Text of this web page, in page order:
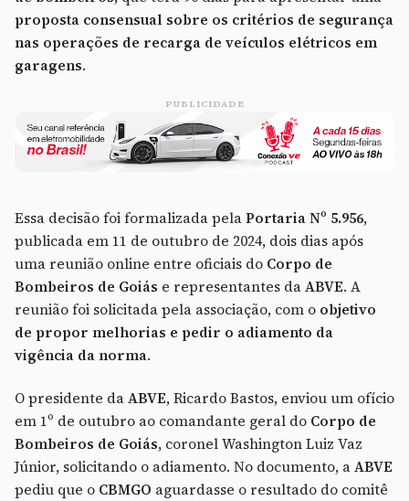
proposta consensual sobre os critérios de segurança
nas operações de recarga de veículos elétricos em
garagens.
PUBLICIDADE
Essa decisão foi formalizada pelaPortaria Nº 5.956,
publicada em 11 de outubro de 2024, dois dias após
uma reunião online entre oficiais do Corpo de
Bombeiros de Goiás e representantes daABVE. A
reunião foi solicitada pela associação, com o objetivo
de propor melhorias e pedir o adiamento da
vigência da norma.
O presidente daABVE, Ricardo Bastos, enviou um ofício
em 1º de outubro ao comandante geral do Corpo de
Bombeiros de Goiás, coronel Washington Luiz Vaz
Júnior, solicitando o adiamento. No documento, aABVE
pediu que o CBMGO aguardasse o resultado do comitê